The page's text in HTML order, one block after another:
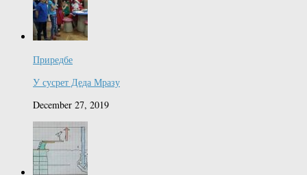
Приредбе
У сусрет Деда Мразу
December 27, 2019